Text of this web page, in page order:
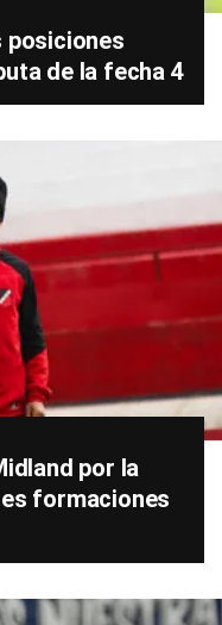
posiciones
de la fecha 4
por la
formaciones